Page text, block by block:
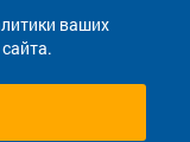
ваших
продажи